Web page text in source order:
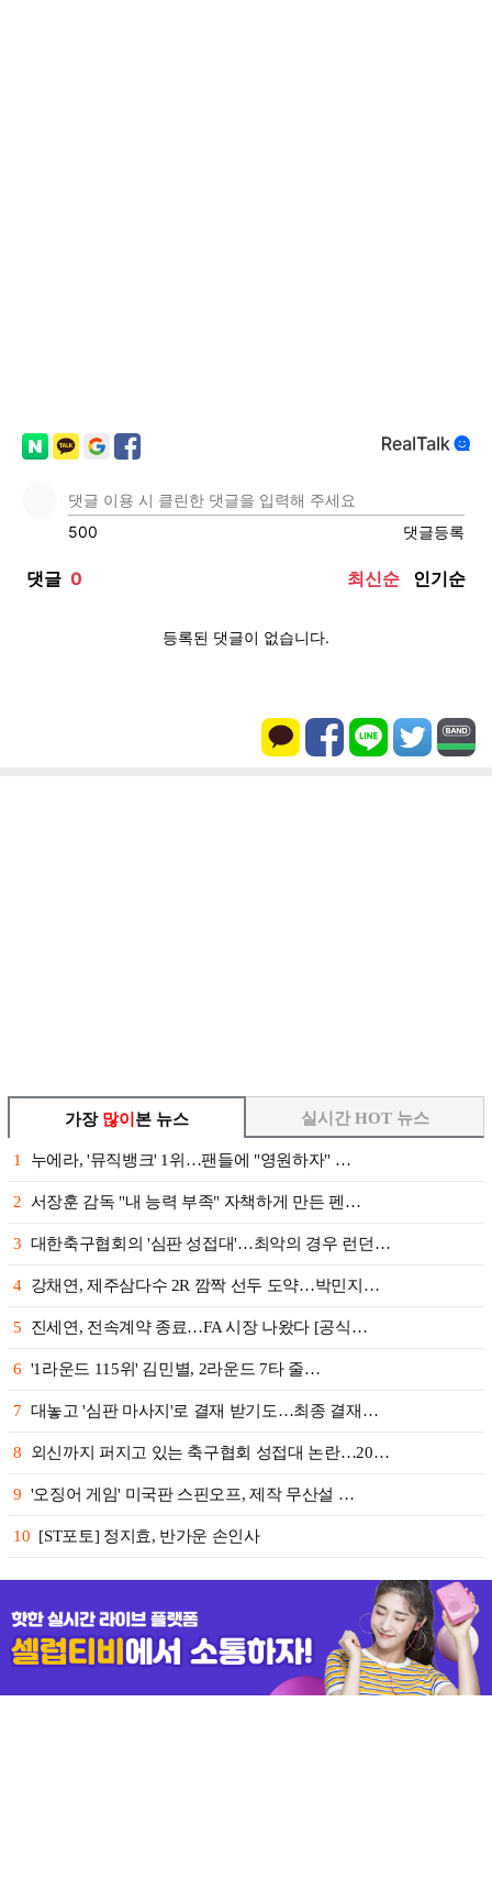
가장 많이 본 뉴스
1 누에라, '뮤직뱅크' 1위…팬들에 "영원하자" …
2 서장훈 감독 "내 능력 부족" 자책하게 만든 펜…
3 대한축구협회의 '심판 성접대'…최악의 경우 런던…
4 강채연, 제주삼다수 2R 깜짝 선두 도약…박민지…
5 진세연, 전속계약 종료…FA 시장 나왔다 [공식…
6 '1라운드 115위' 김민별, 2라운드 7타 줄…
7 대놓고 '심판 마사지'로 결재 받기도…최종 결재…
8 외신까지 퍼지고 있는 축구협회 성접대 논란…20…
9 '오징어 게임' 미국판 스핀오프, 제작 무산설 …
10 [ST포토] 정지효, 반가운 손인사
실시간 HOT 뉴스